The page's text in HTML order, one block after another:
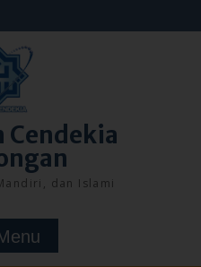
Cendekia
dan Islami